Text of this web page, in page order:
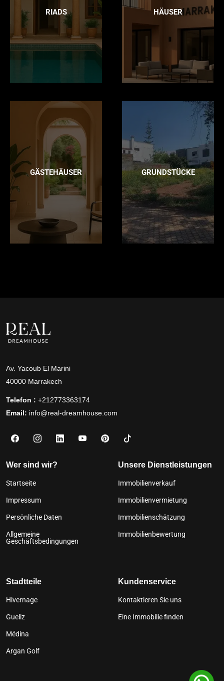
RIADS HÄUSER
GÄSTEHÄUSER GRUNDSTÜCKE
Av. Yacoub El Marini
40000 Marrakech
Telefon : +212773363174
Email: info@real-dreamhouse.com
Wer sind wir?
Startseite
Impressum
Persönliche Daten
Allgemeine
Geschäftsbedingungen
Unsere Dienstleistungen
Immobilienverkauf
Immobilienvermietung
Immobilienschätzung
Immobilienbewertung
Stadtteile
Hivernage
Gueliz
Médina
Argan Golf
Kundenservice
Kontaktieren Sie uns
Eine Immobilie finden